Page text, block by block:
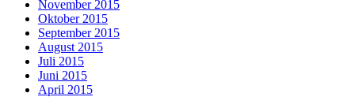
November 2015
Oktober 2015
September 2015
August 2015
Juli 2015
Juni 2015
April 2015